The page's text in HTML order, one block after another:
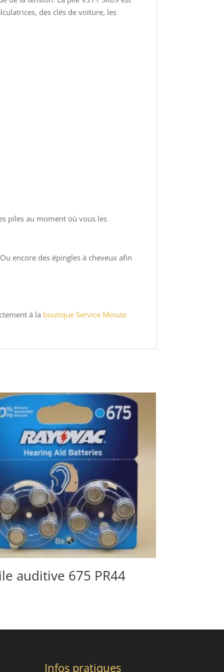
des clés de voiture, les
piles au moment où vous les
encore des épingles à cheveux afin
à la boutique Service Minute
auditive 675 PR44
Infos pratiques